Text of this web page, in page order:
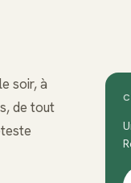
soir, à
de tout